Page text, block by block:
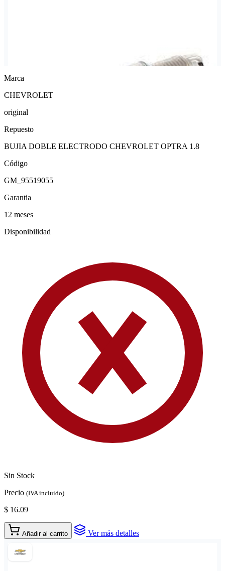
Marca
CHEVROLET
original
Repuesto
BUJIA DOBLE ELECTRODO CHEVROLET OPTRA 1.8
Código
GM_95519055
Garantia
12 meses
Disponibilidad
Sin Stock
Precio (IVA incluido)
$ 16.09
Añadir al carrito Ver más detalles